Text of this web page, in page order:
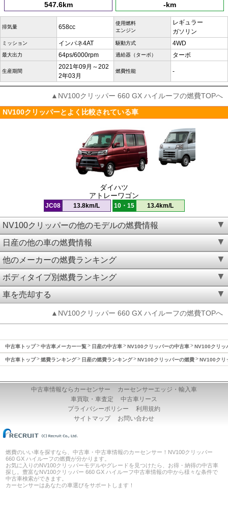
547.6km -km
排気量 658cc
使用燃料
エンジン
レギュラー
ガソリン
ミッション インパネ4AT 駆動方式 4WD
最大出力 64ps/6000rpm 過給器（ターボ） ターボ
生産期間
2021年09月～202
2年03月
燃費性能 -
▲NV100クリッパー 660 GX ハイルーフの燃費TOPへ
NV100クリッパーとよく比較されている車
ダイハツ
アトレーワゴン
JC08 13.8km/L 10・15 13.4km/L
NV100クリッパーの他のモデルの燃費情報
日産の他の車の燃費情報
他のメーカーの燃費ランキング
ボディタイプ別燃費ランキング
車を売却する
▲NV100クリッパー 660 GX ハイルーフの燃費TOPへ
中古車トップ 中古車メーカー一覧 日産の中古車 NV100クリッパーの中古車 NV100クリッ
中古車トップ 燃費ランキング 日産の燃費ランキング NV100クリッパーの燃費 NV100クリ
中古車情報ならカーセンサー
カーセンサーエッジ・輸入車
車買取・車査定
中古車リース
プライバシーポリシー
利用規約
サイトマップ
お問い合わせ
燃費のいい車を探すなら、中古車・中古車情報のカーセンサー！NV100クリッパー
660 GX ハイルーフの燃費が分かります。
お気に入りのNV100クリッパーモデルやグレードを見つけたら、お得・納得の中古車
探し。豊富なNV100クリッパー 660 GX ハイルーフ中古車情報の中から様々な条件で
中古車検索ができます。
カーセンサーはあなたの車選びをサポートします！